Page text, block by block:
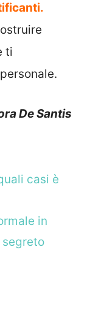
ti
De Santis
casi è
in